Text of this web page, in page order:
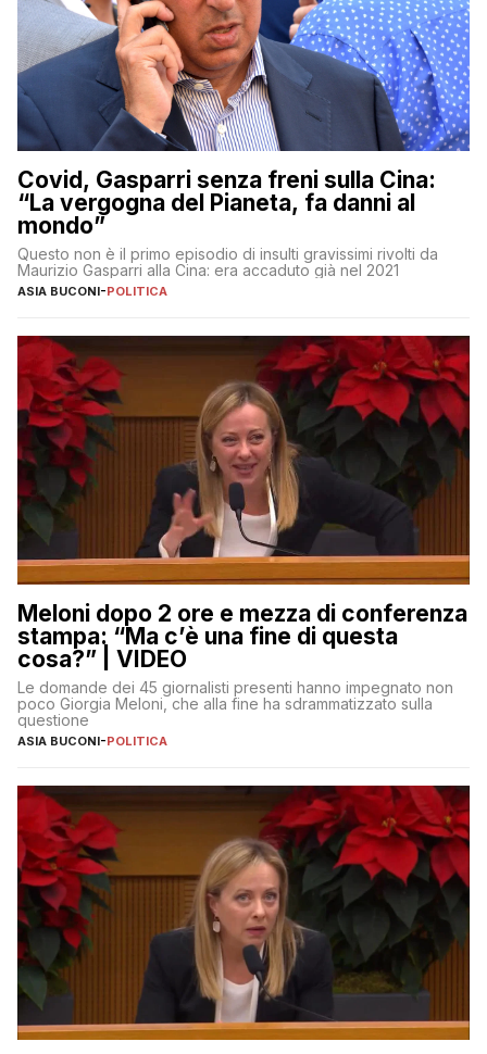
Covid, Gasparri senza freni sulla Cina:
“La vergogna del Pianeta, fa danni al
mondo”
Questo non è il primo episodio di insulti gravissimi rivolti da
Maurizio Gasparri alla Cina: era accaduto già nel 2021
ASIA BUCONI-POLITICA
Meloni dopo 2 ore e mezza di conferenza
stampa: “Ma c’è una fine di questa
cosa?” | VIDEO
Le domande dei 45 giornalisti presenti hanno impegnato non
poco Giorgia Meloni, che alla fine ha sdrammatizzato sulla
questione
ASIA BUCONI-POLITICA